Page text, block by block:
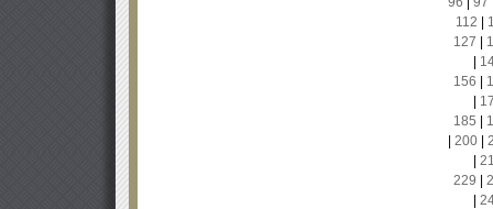
112
127
156
185
200|
229